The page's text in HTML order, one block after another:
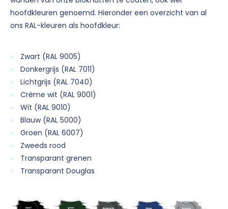
hoofdkleuren genoemd. Hieronder een overzicht van al
ons RAL-kleuren als hoofdkleur:
Zwart (RAL 9005)
Donkergrijs (RAL 7011)
Lichtgrijs (RAL 7040)
Crème wit (RAL 9001)
Wit (RAL 9010)
Blauw (RAL 5000)
Groen (RAL 6007)
Zweeds rood
Transparant grenen
Transparant Douglas